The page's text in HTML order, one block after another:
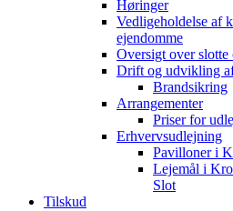
Høringer
Vedligeholdelse af
ejendomme
Oversigt over slotte
Drift og udvikling
Brandsikring
Arrangementer
Priser for
Erhvervsudlejning
Pavilloner i
Lejemål i
Slot
Tilskud